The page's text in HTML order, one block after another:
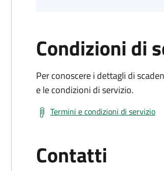
Condizioni di
Per conoscere i dettagli di
e le condizioni di servizio.
Termini e condizioni di servizio
Contatti